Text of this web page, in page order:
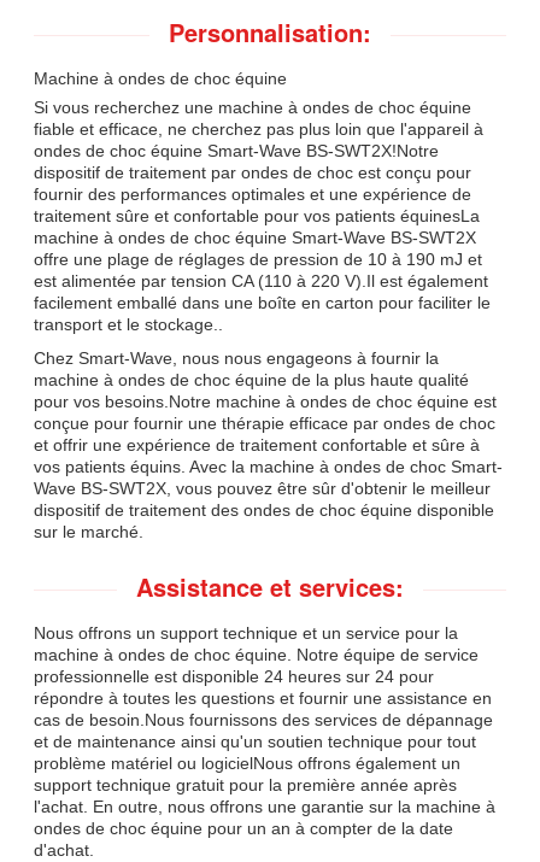
Personnalisation:
Machine à ondes de choc équine
Si vous recherchez une machine à ondes de choc équine
fiable et efficace, ne cherchez pas plus loin que l'appareil à
ondes de choc équine Smart-Wave BS-SWT2X!Notre
dispositif de traitement par ondes de choc est conçu pour
fournir des performances optimales et une expérience de
traitement sûre et confortable pour vos patients équinesLa
machine à ondes de choc équine Smart-Wave BS-SWT2X
offre une plage de réglages de pression de 10 à 190 mJ et
est alimentée par tension CA (110 à 220 V).Il est également
facilement emballé dans une boîte en carton pour faciliter le
transport et le stockage..
Chez Smart-Wave, nous nous engageons à fournir la
machine à ondes de choc équine de la plus haute qualité
pour vos besoins.Notre machine à ondes de choc équine est
conçue pour fournir une thérapie efficace par ondes de choc
et offrir une expérience de traitement confortable et sûre à
vos patients équins. Avec la machine à ondes de choc Smart-
Wave BS-SWT2X, vous pouvez être sûr d'obtenir le meilleur
dispositif de traitement des ondes de choc équine disponible
sur le marché.
Assistance et services:
Nous offrons un support technique et un service pour la
machine à ondes de choc équine. Notre équipe de service
professionnelle est disponible 24 heures sur 24 pour
répondre à toutes les questions et fournir une assistance en
cas de besoin.Nous fournissons des services de dépannage
et de maintenance ainsi qu'un soutien technique pour tout
problème matériel ou logicielNous offrons également un
support technique gratuit pour la première année après
l'achat. En outre, nous offrons une garantie sur la machine à
ondes de choc équine pour un an à compter de la date
d'achat.